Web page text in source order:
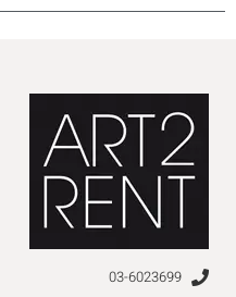
03-6023699